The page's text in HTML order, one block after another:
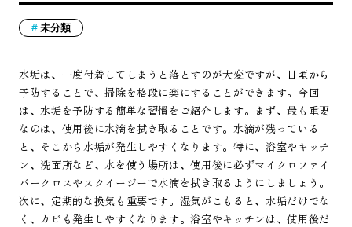
未分類
水垢は、一度付着してしまうと落とすのが大変ですが、日頃から
予防することで、掃除を格段に楽にすることができます。今回
は、水垢を予防する簡単な習慣をご紹介します。まず、最も重要
なのは、使用後に水滴を拭き取ることです。水滴が残っている
と、そこから水垢が発生しやすくなります。特に、浴室やキッチ
ン、洗面所など、水を使う場所は、使用後に必ずマイクロファイ
バークロスやスクイージーで水滴を拭き取るようにしましょう。
次に、定期的な換気も重要です。湿気がこもると、水垢だけでな
く、カビも発生しやすくなります。浴室やキッチンは、使用後だ